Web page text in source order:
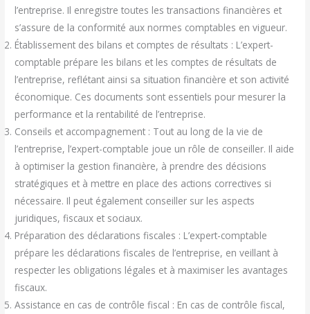
l’entreprise. Il enregistre toutes les transactions financières et
s’assure de la conformité aux normes comptables en vigueur.
Établissement des bilans et comptes de résultats : L’expert-
comptable prépare les bilans et les comptes de résultats de
l’entreprise, reflétant ainsi sa situation financière et son activité
économique. Ces documents sont essentiels pour mesurer la
performance et la rentabilité de l’entreprise.
Conseils et accompagnement : Tout au long de la vie de
l’entreprise, l’expert-comptable joue un rôle de conseiller. Il aide
à optimiser la gestion financière, à prendre des décisions
stratégiques et à mettre en place des actions correctives si
nécessaire. Il peut également conseiller sur les aspects
juridiques, fiscaux et sociaux.
Préparation des déclarations fiscales : L’expert-comptable
prépare les déclarations fiscales de l’entreprise, en veillant à
respecter les obligations légales et à maximiser les avantages
fiscaux.
Assistance en cas de contrôle fiscal : En cas de contrôle fiscal,